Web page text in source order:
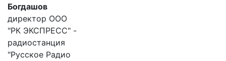
Богдашов
директор ООО
"РК ЭКСПРЕСС" -
радиостанция
"Русское Радио